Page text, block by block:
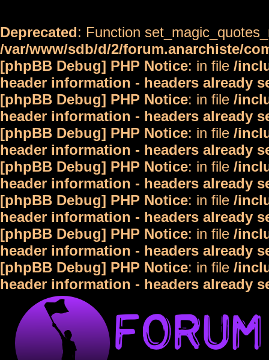
Deprecated: Function
/var/www/sdb/d/2/forum.anarchiste/
[phpBB Debug] PHP Notice: in file /
header information - headers already
[phpBB Debug] PHP Notice: in file /
header information - headers already
[phpBB Debug] PHP Notice: in file /
header information - headers already
[phpBB Debug] PHP Notice: in file /
header information - headers already
[phpBB Debug] PHP Notice: in file /
header information - headers already
[phpBB Debug] PHP Notice: in file /
header information - headers already
[phpBB Debug] PHP Notice: in file /
header information - headers already